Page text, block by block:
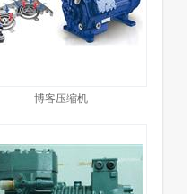
博客压缩机